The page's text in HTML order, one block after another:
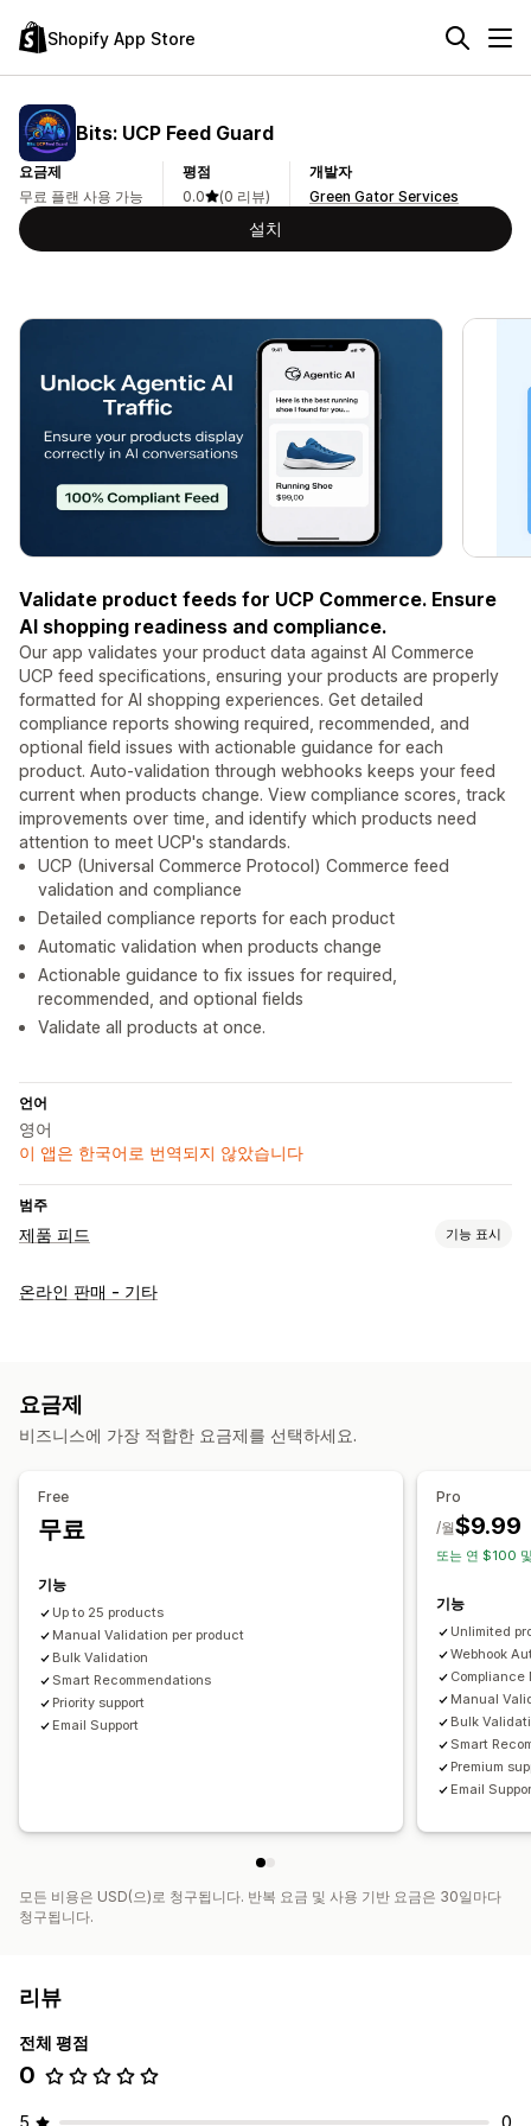
Shopify App Store
Bits: UCP Feed Guard
요금제
무료 플랜 사용 가능
평점
0.0
(0 리뷰)
개발자
Green Gator Services
설치
Validate product feeds for UCP Commerce. Ensure
AI shopping readiness and compliance.
Our app validates your product data against AI Commerce
UCP feed specifications, ensuring your products are properly
formatted for AI shopping experiences. Get detailed
compliance reports showing required, recommended, and
optional field issues with actionable guidance for each
product. Auto-validation through webhooks keeps your feed
current when products change. View compliance scores, track
improvements over time, and identify which products need
attention to meet UCP's standards.
UCP (Universal Commerce Protocol) Commerce feed
validation and compliance
Detailed compliance reports for each product
Automatic validation when products change
Actionable guidance to fix issues for required,
recommended, and optional fields
Validate all products at once.
언어
영어
이 앱은 한국어로 번역되지 않았습니다
범주
제품 피드 기능 표시
피드 맞춤 설정
피드 관리
제품 동기화
스토어 업데이트 재고 지원
GTIN 관리
온라인 판매 - 기타
요금제
비즈니스에 가장 적합한 요금제를 선택하세요.
Free
무료
기능
Up to 25 products
Manual Validation per product
Bulk Validation
Smart Recommendations
Priority support
Email Support
Pro
$9.99
/월
또는 연 $100
기능
Unlimited
Webhook
Compliance
Manual
Bulk
Smart
Premium
Email
모든 비용은 USD(으)로 청구됩니다. 반복 요금 및 사용 기반 요금은 30일마다
청구됩니다.
리뷰
전체 평점
0